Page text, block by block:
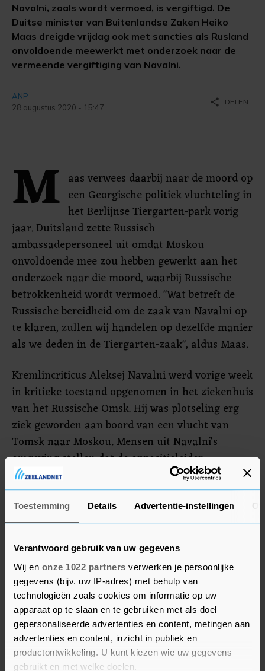
Toestemming Details Advertentie-instellingen
Verantwoord gebruik van uw gegevens
Wij en onze 1022 partners verwerken je persoonlijke
gegevens (bijv. uw IP-adres) met behulp van
technologieën zoals cookies om informatie op uw
apparaat op te slaan en te gebruiken met als doel
gepersonaliseerde advertenties en content, metingen aan
advertenties en content, inzicht in publiek en
productontwikkeling. U kunt kiezen wie uw gegevens
gebruikt en met welke doelen.
Navalni, zoals wordt vermoed, is vergiftigd. De
Duitse minister van Buitenlandse Zaken Heiko
Maas dreigde vrijdag ook met sancties als Rusland
onvoldoende meewerkt met onderzoek naar de
vermeende vergiftiging van Navalni.
ANP
28 augustus 2020 - 15:47
share DELEN
M aas verwees daarbij naar de moord op
een Georgische politiek vluchteling in
het Berlijnse Tiergarten-park vorig
jaar. Duitsland zette Russisch
ambassadepersoneel uit omdat Moskou
onvoldoende mee zou hebben gewerkt aan het
onderzoek naar die moord, waarbij Russische
betrokkenheid wordt vermoed. "Wat betreft de
Russische bereidheid om de zaak van Navalni op
te klaren, zullen wij handelen op dezelfde manier
als we deden in de Tiergarten-zaak", aldus Maas.
Kremlincriticus Aleksej Navalni werd vorige week
in kritieke toestand opgenomen in het ziekenhuis
van het Russische Omsk. Hij was plotseling erg
ziek geworden aan boord van een vlucht van
Tomsk naar Moskou. Mensen uit Navalni's
omgeving stellen dat de oppositieleider
voorafgaand aan de vlucht thee had gedronken
die zou zijn vergiftigd. Na aandringen van zijn
familie, vrienden en westerse leiders werd
Navalni met een ambulancevlucht voor
behandeling overgebracht naar Duitsland.